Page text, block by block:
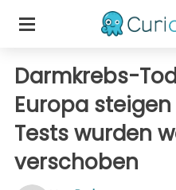
Darmkrebs-
Europa steigen
Tests wurden
verschoben